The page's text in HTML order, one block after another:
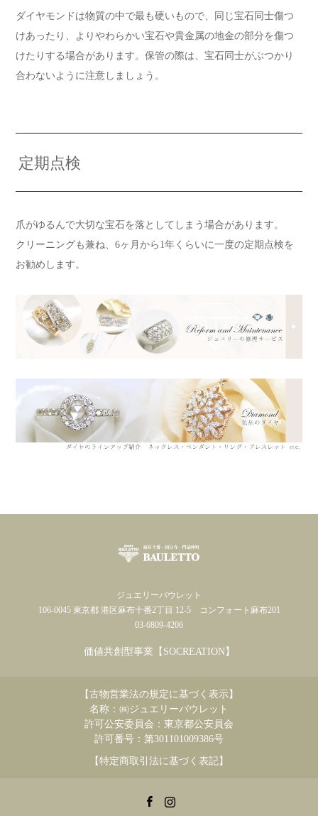
ダイヤモンドは物質の中で最も硬いもので、同じ宝石同士傷つ
けあったり、よりやわらかい宝石や貴金属の地金の部分を傷つ
けたりする場合があります。保管の際は、宝石同士がぶつかり
合わないように注意しましょう。
定期点検
爪がゆるんで大切な宝石を落としてしまう場合があります。
クリーニングも兼ね、6ヶ月から1年くらいに一度の定期点検を
お勧めします。
ジュエリーバウレット
106-0045 東京都 港区麻布十番2丁目 12-5 コンフォート麻布201
03-6809-4206
価値共創型事業【SOCREATION】
【古物営業法の規定に基づく表示】
名称：㈱ジュエリーバウレット
許可公安委員会：東京都公安員会
許可番号：第301101009386号
【特定商取引法に基づく表記】